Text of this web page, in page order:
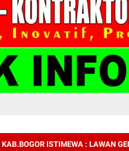
KAB.BOGOR ISTIMEWA : LAWAN